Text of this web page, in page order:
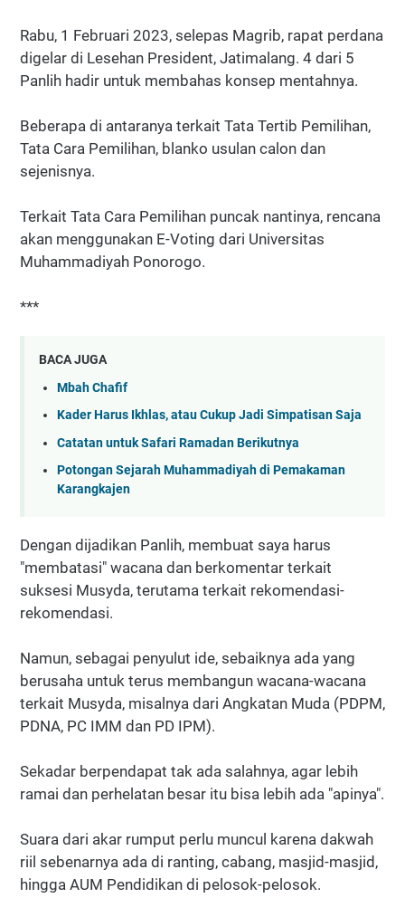
Rabu, 1 Februari 2023, selepas Magrib, rapat perdana
digelar di Lesehan President, Jatimalang. 4 dari 5
Panlih hadir untuk membahas konsep mentahnya.
Beberapa di antaranya terkait Tata Tertib Pemilihan,
Tata Cara Pemilihan, blanko usulan calon dan
sejenisnya.
Terkait Tata Cara Pemilihan puncak nantinya, rencana
akan menggunakan E-Voting dari Universitas
Muhammadiyah Ponorogo.
***
BACA JUGA
Mbah Chafif
Kader Harus Ikhlas, atau Cukup Jadi Simpatisan Saja
Catatan untuk Safari Ramadan Berikutnya
Potongan Sejarah Muhammadiyah di Pemakaman
Karangkajen
Dengan dijadikan Panlih, membuat saya harus
"membatasi" wacana dan berkomentar terkait
suksesi Musyda, terutama terkait rekomendasi-
rekomendasi.
Namun, sebagai penyulut ide, sebaiknya ada yang
berusaha untuk terus membangun wacana-wacana
terkait Musyda, misalnya dari Angkatan Muda (PDPM,
PDNA, PC IMM dan PD IPM).
Sekadar berpendapat tak ada salahnya, agar lebih
ramai dan perhelatan besar itu bisa lebih ada "apinya".
Suara dari akar rumput perlu muncul karena dakwah
riil sebenarnya ada di ranting, cabang, masjid-masjid,
hingga AUM Pendidikan di pelosok-pelosok.